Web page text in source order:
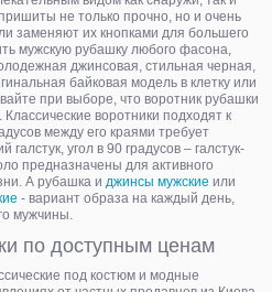
не только прочно, но и очень
заменяют их кнопками для большего
мужскую рубашку любого фасона,
джинсовая, стильная черная,
байковая модель в клетку или
при выборе, что воротник рубашки
Классические воротники подходят к
между его краями требует
угол в 90 градусов – галстук-
предназначены для активного
А рубашка и джинсы мужские или
- вариант образа на каждый день,
мужчины.
по доступным ценам
под костюм и модные